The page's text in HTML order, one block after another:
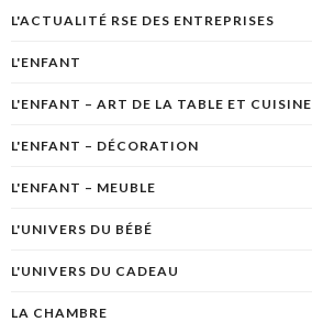
L'ACTUALITÉ RSE DES ENTREPRISES
L'ENFANT
L'ENFANT – ART DE LA TABLE ET CUISINE
L'ENFANT – DÉCORATION
L'ENFANT – MEUBLE
L'UNIVERS DU BÉBÉ
L'UNIVERS DU CADEAU
LA CHAMBRE